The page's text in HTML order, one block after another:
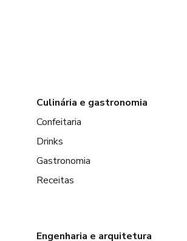
Culinária e gastronomia
Confeitaria
Drinks
Gastronomia
Receitas
Engenharia e arquitetura